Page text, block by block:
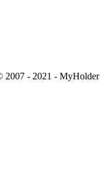
- 2021 - MyHolder